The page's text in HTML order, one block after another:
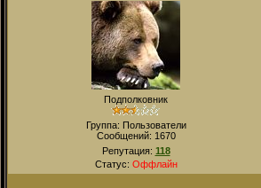
Подполковник
Группа: Пользователи
Сообщений: 1670
Репутация: 118
Статус: Оффлайн